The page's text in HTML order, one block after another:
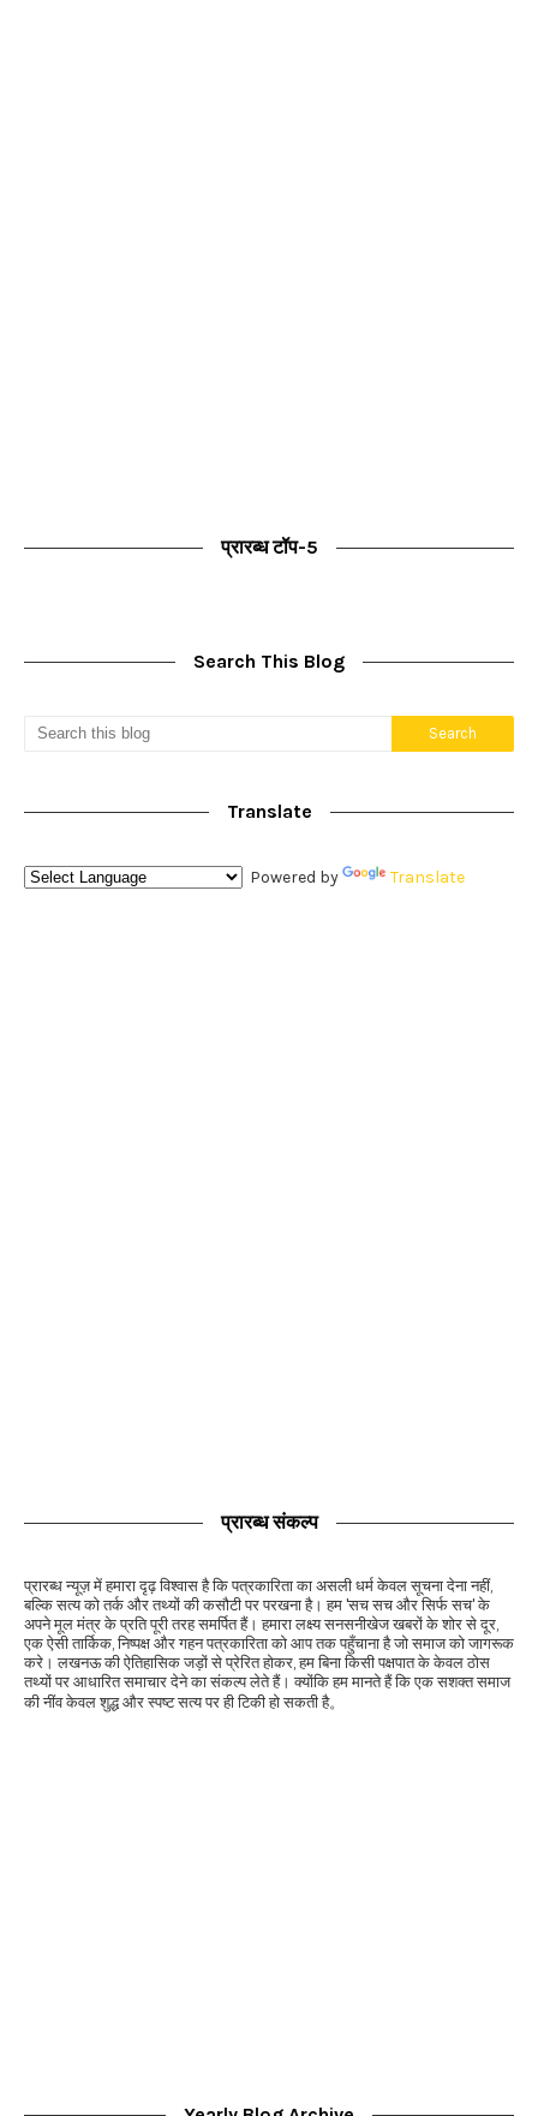
प्रारब्ध टॉप-5
Search This Blog
Translate
Powered by Translate
प्रारब्ध संकल्प
प्रारब्ध न्यूज़ में हमारा दृढ़ विश्वास है कि पत्रकारिता का असली धर्म केवल सूचना देना नहीं,
बल्कि सत्य को तर्क और तथ्यों की कसौटी पर परखना है। हम 'सच सच और सिर्फ सच' के
अपने मूल मंत्र के प्रति पूरी तरह समर्पित हैं। हमारा लक्ष्य सनसनीखेज खबरों के शोर से दूर,
एक ऐसी तार्किक, निष्पक्ष और गहन पत्रकारिता को आप तक पहुँचाना है जो समाज को जागरूक
करे। लखनऊ की ऐतिहासिक जड़ों से प्रेरित होकर, हम बिना किसी पक्षपात के केवल ठोस
तथ्यों पर आधारित समाचार देने का संकल्प लेते हैं। क्योंकि हम मानते हैं कि एक सशक्त समाज
की नींव केवल शुद्ध और स्पष्ट सत्य पर ही टिकी हो सकती है。